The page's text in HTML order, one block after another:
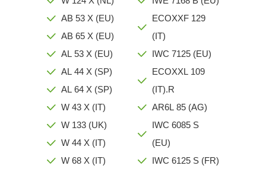
AB 53 X (EU)
AB 65 X (EU)
AL 53 X (EU)
AL 44 X (SP)
AL 64 X (SP)
W 43 X (IT)
W 133 (UK)
W 44 X (IT)
W 68 X (IT)
ECOXXF 129
(IT)
IWC 7125 (EU)
ECOXXL 109
(IT).R
AR6L 85 (AG)
IWC 6085 S
(EU)
IWC 6125 S (FR)